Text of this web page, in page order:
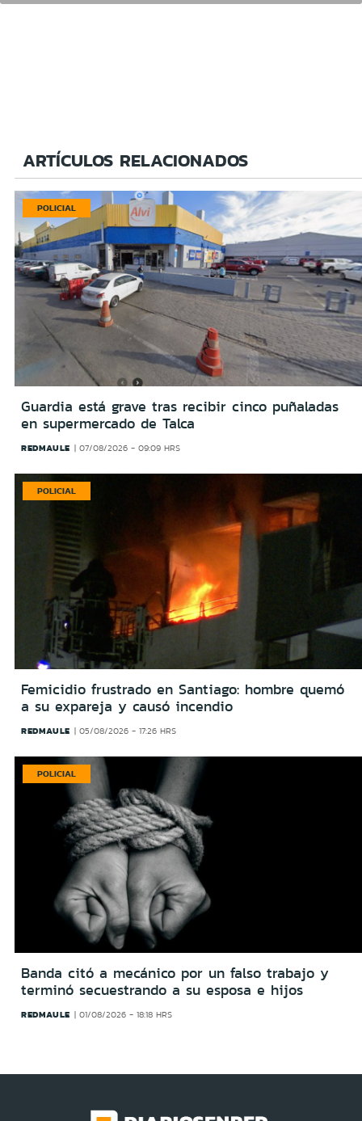
ARTÍCULOS RELACIONADOS
POLICIAL
Guardia está grave tras recibir cinco puñaladas
en supermercado de Talca
REDMAULE 07/08/2026 - 09:09 HRS
POLICIAL
Femicidio frustrado en Santiago: hombre quemó
a su expareja y causó incendio
REDMAULE 05/08/2026 - 17:26 HRS
POLICIAL
Banda citó a mecánico por un falso trabajo y
terminó secuestrando a su esposa e hijos
REDMAULE 01/08/2026 - 18:18 HRS